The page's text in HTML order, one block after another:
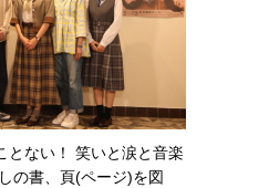
とない！ 笑いと涙と音楽
の書、頁(ページ)を図